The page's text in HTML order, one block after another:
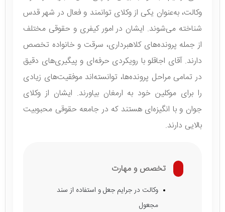
وکالت، به‌عنوان یکی از وکلای توانمند و فعال در شهر قدس
شناخته می‌شوند. ایشان در امور کیفری و حقوقی مختلف
از جمله پرونده‌های کلاهبرداری، سرقت و خانواده تخصص
دارند. آقای اجاقلو با رویکردی حرفه‌ای و پیگیری‌های دقیق
در تمامی مراحل پرونده‌ها، توانسته‌اند موفقیت‌های زیادی
را برای موکلین خود به ارمغان بیاورند. ایشان از وکلای
جوان و با انگیزه‌ای هستند که در جامعه حقوقی محبوبیت
بالایی دارند.
تخصص و مهارت
وکالت در جرایم جعل و استفاده از سند
مجعول